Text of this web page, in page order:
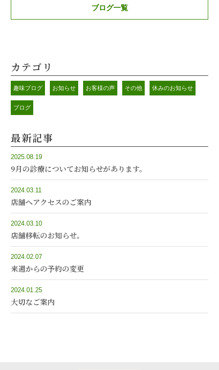
ブログ一覧
カテゴリ
趣味ブログ お知らせ お客様の声 その他 休みのお知らせ
ブログ
最新記事
2025.08.19
9月の診療についてお知らせがあります。
2024.03.11
店舗へアクセスのご案内
2024.03.10
店舗移転のお知らせ。
2024.02.07
来週からの予約の変更
2024.01.25
大切なご案内